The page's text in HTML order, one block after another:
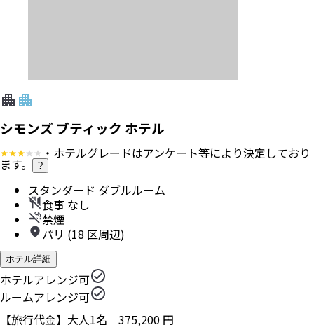
シモンズ ブティック ホテル
・ホテルグレードはアンケート等により決定しており
ます。 ?
スタンダード ダブルルーム
食事 なし
禁煙
パリ (18 区周辺)
ホテル詳細
ホテルアレンジ可
ルームアレンジ可
【旅行代金】大人1名 375,200 円